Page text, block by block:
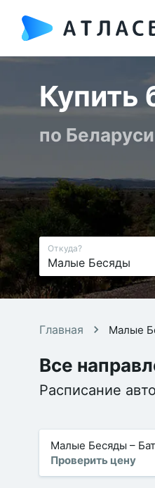
Купить
по
Откуда?
Главная Малые
Все
Расписание
Малые Бесяды –
Проверить цену